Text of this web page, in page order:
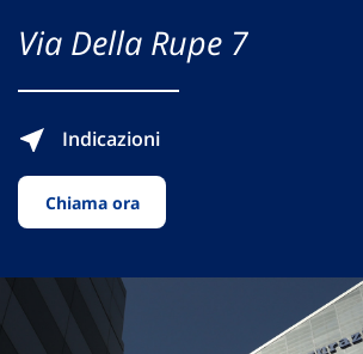
Via Della Rupe 7
Indicazioni
Chiama ora